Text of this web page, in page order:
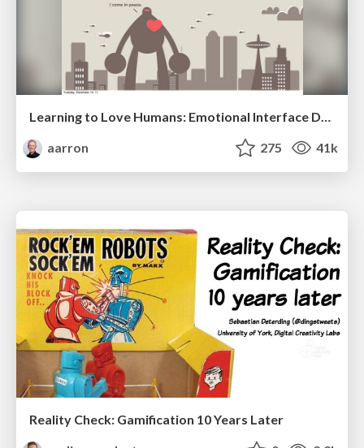
Learning to Love Humans: Emotional Interface Design
aarron
275 41k
Reality Check: Gamification 10 Years Later